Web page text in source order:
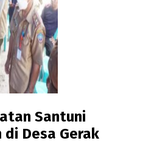
Santuni
di Desa Gerak